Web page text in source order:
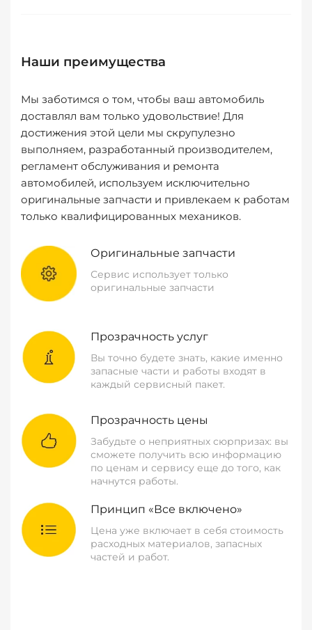
Наши преимущества
Мы заботимся о том, чтобы ваш автомобиль
доставлял вам только удовольствие! Для
достижения этой цели мы скрупулезно
выполняем, разработанный производителем,
регламент обслуживания и ремонта
автомобилей, используем исключительно
оригинальные запчасти и привлекаем к работам
только квалифицированных механиков.
Оригинальные запчасти
Сервис использует только
оригинальные запчасти
Прозрачность услуг
Вы точно будете знать, какие именно
запасные части и работы входят в
каждый сервисный пакет.
Прозрачность цены
Забудьте о неприятных сюрпризах: вы
сможете получить всю информацию
по ценам и сервису еще до того, как
начнутся работы.
Принцип «Все включено»
Цена уже включает в себя стоимость
расходных материалов, запасных
частей и работ.